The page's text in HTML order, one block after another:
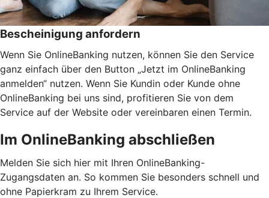
Bescheinigung anfordern
Wenn Sie OnlineBanking nutzen, können Sie den Service
ganz einfach über den Button „Jetzt im OnlineBanking
anmelden“ nutzen. Wenn Sie Kundin oder Kunde ohne
OnlineBanking bei uns sind, profitieren Sie von dem
Service auf der Website oder vereinbaren einen Termin.
Im OnlineBanking abschließen
Melden Sie sich hier mit Ihren OnlineBanking-
Zugangsdaten an. So kommen Sie besonders schnell und
ohne Papierkram zu Ihrem Service.